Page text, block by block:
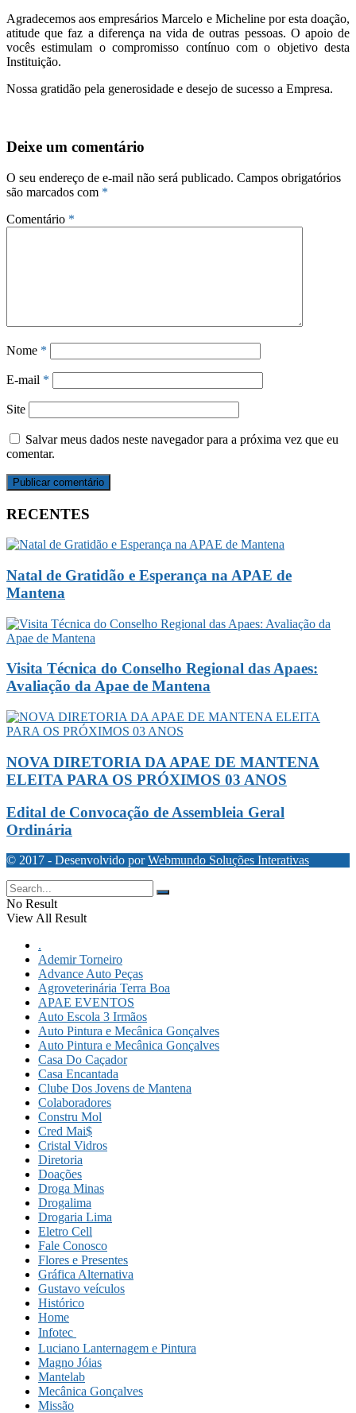
Agradecemos aos empresários Marcelo e Micheline por esta doação,
atitude que faz a diferença na vida de outras pessoas. O apoio de
vocês estimulam o compromisso contínuo com o objetivo desta
Instituição.
Nossa gratidão pela generosidade e desejo de sucesso a Empresa.
Deixe um comentário
O seu endereço de e-mail não será publicado. Campos obrigatórios
são marcados com *
Comentário *
Nome *
E-mail *
Site
Salvar meus dados neste navegador para a próxima vez que eu
comentar.
RECENTES
Natal de Gratidão e Esperança na APAE de
Mantena
Visita Técnica do Conselho Regional das Apaes:
Avaliação da Apae de Mantena
NOVA DIRETORIA DA APAE DE MANTENA
ELEITA PARA OS PRÓXIMOS 03 ANOS
Edital de Convocação de Assembleia Geral
Ordinária
© 2017 - Desenvolvido porWebmundo Soluções Interativas
No Result
View All Result
.
Ademir Torneiro
Advance Auto Peças
Agroveterinária Terra Boa
APAE EVENTOS
Auto Escola 3 Irmãos
Auto Pintura e Mecânica Gonçalves
Auto Pintura e Mecânica Gonçalves
Casa Do Caçador
Casa Encantada
Clube Dos Jovens de Mantena
Colaboradores
Constru Mol
Cred Mai$
Cristal Vidros
Diretoria
Doações
Droga Minas
Drogalima
Drogaria Lima
Eletro Cell
Fale Conosco
Flores e Presentes
Gráfica Alternativa
Gustavo veículos
Histórico
Home
Infotec
Luciano Lanternagem e Pintura
Magno Jóias
Mantelab
Mecânica Gonçalves
Missão